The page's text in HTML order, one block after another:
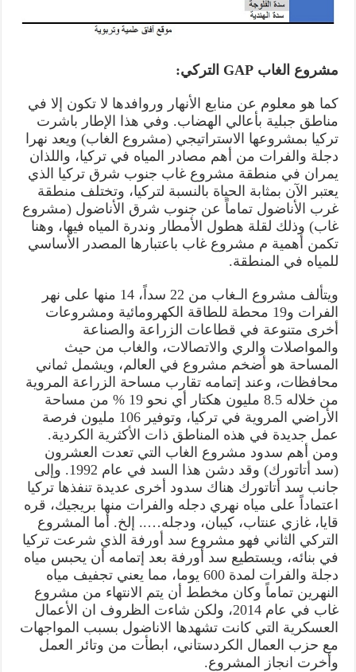
مشروع الغاب GAP التركي:
كما هو معلوم عن منابع الأنهار وروافدها لا تكون إلا في
مناطق جبلية بأعالي الهضاب. وفي هذا الإطار باشرت
تركيا بمشروعها الاستراتيجي (مشروع الغاب) ويعد نهرا
دجلة والفرات من أهم مصادر المياه في تركيا، واللذان
يمران في منطقة مشروع غاب جنوب شرق تركيا الذي
يعتبر الآن بمثابة الحياة بالنسبة لتركيا، وتختلف منطقة
غرب الأناضول تماماً عن جنوب شرق الأناضول (مشروع
غاب) وذلك لقلة هطول الأمطار وندرة المياه فيها، وهنا
تكمن أهمية م مشروع غاب باعتبارها المصدر الأساسي
للمياه في المنطقة.
ويتألف مشروع الـغاب من 22 سداً، 14 منها على نهر
الفرات و19 محطة للطاقة الكهرومائية ومشروعات
أخرى متنوعة في قطاعات الزراعة والصناعة
والمواصلات والري والاتصالات، والغاب من حيث
المساحة هو أضخم مشروع في العالم، ويشمل ثماني
محافظات، وعند إتمامه تقارب مساحة الزراعة المروية
من خلاله 8.5 مليون هكتار أي نحو 19 % من مساحة
الأراضي المروية في تركيا، وتوفير 106 مليون فرصة
عمل جديدة في هذه المناطق ذات الأكثرية الكردية.
ومن أهم سدود مشروع الغاب التي تعدت العشرون
(سد أتاتورك) وقد دشن هذا السد في عام 1992. وإلى
جانب سد أتاتورك هناك سدود أخرى عديدة تنفذها تركيا
اعتماداً على مياه نهري دجله والفرات منها بريجيك، قره
قايا، غازي عنتاب، كيبان، ودجله….. إلخ. أما المشروع
التركي الثاني فهو مشروع سد أورفة الذي شرعت تركيا
في بنائه، ويستطيع سد أورفة بعد إتمامه أن يحبس مياه
دجلة والفرات لمدة 600 يوما، مما يعني تجفيف مياه
النهرين تماماً وكان مخطط أن يتم الانتهاء من مشروع
غاب في عام 2014، ولكن شاءت الظروف ان الأعمال
العسكرية التي كانت تشهدها الاناضول بسبب المواجهات
مع حزب العمال الكردستاني، ابطأت من وتائر العمل
وأخرت انجاز المشروع.